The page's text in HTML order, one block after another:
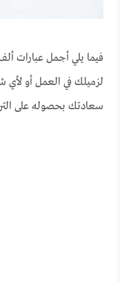
فيما يلي أجمل عبارات
لزميلك في العمل أو
سعادتك بحصوله على